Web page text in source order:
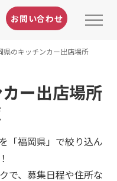
お問い合わせ
県のキッチンカー出店場所
ー出店場所
「福岡県」で絞り込ん
で、募集日程や住所な